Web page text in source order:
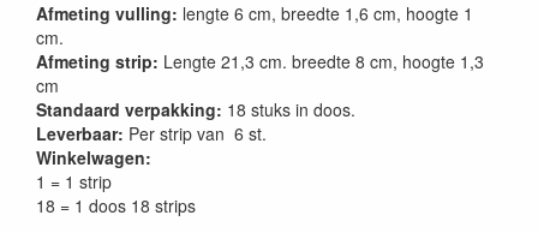
Afmeting vulling: lengte 6 cm, breedte 1,6 cm, hoogte 1
cm.
Afmeting strip: Lengte 21,3 cm. breedte 8 cm, hoogte 1,3
cm
Standaard verpakking: 18 stuks in doos.
Leverbaar: Per strip van 6 st.
Winkelwagen:
1 = 1 strip
18 = 1 doos 18 strips